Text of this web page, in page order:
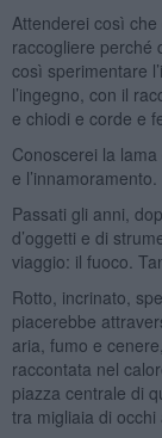
Attenderei così
raccogliere perché
così sperimentare
l’ingegno, con il
e chiodi e corde e
Conoscerei la
e l’innamoramento.
Passati gli anni,
d’oggetti e di
viaggio: il fuoco.
Rotto, incrinato,
piacerebbe
aria, fumo e
raccontata nel
piazza centrale di
tra migliaia di occhi